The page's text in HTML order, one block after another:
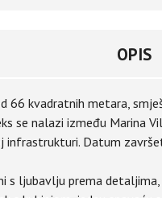
OPIS
66 kvadratnih metara,
se nalazi između Marina
infrastrukturi. Datum
s ljubavlju prema